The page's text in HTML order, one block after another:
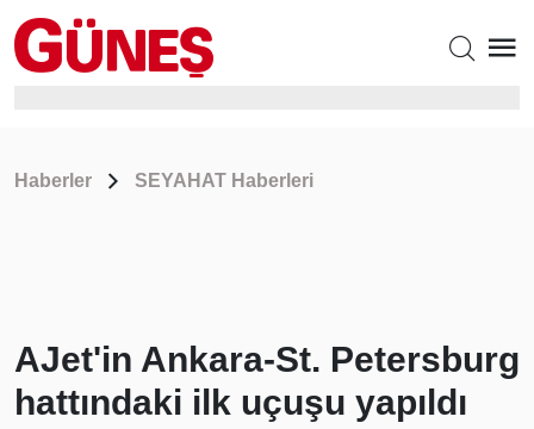
Haberler SEYAHAT Haberleri
AJet'in Ankara-St. Petersburg
hattındaki ilk uçuşu yapıldı